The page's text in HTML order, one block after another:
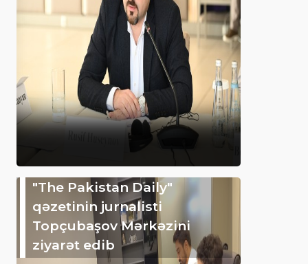
"The Pakistan Daily"
qəzetinin jurnalisti
Topçubaşov Mərkəzini
ziyarət edib